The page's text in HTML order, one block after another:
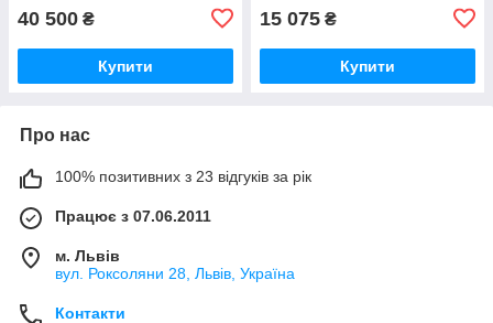
40 500 ₴
Купити
15 075 ₴
Купити
Про нас
100% позитивних з 23 відгуків за рік
Працює з 07.06.2011
м. Львів
вул. Роксоляни 28, Львів, Україна
Контакти